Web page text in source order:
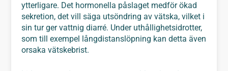
ytterligare. Det hormonella påslaget medför ökad
sekretion, det vill säga utsöndring av vätska, vilket i
sin tur ger vattnig diarré. Under uthållighetsidrotter,
som till exempel långdistanslöpning kan detta även
orsaka vätskebrist.